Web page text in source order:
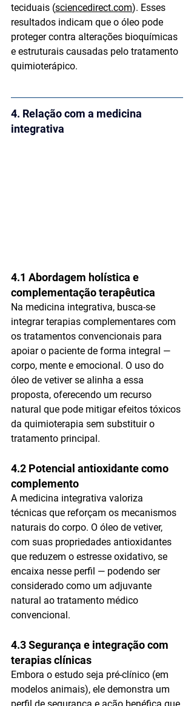
teciduais (sciencedirect.com). Esses
resultados indicam que o óleo pode
proteger contra alterações bioquímicas
e estruturais causadas pelo tratamento
quimioterápico.
4. Relação com a medicina
integrativa
4.1 Abordagem holística e
complementação terapêutica
Na medicina integrativa, busca-se
integrar terapias complementares com
os tratamentos convencionais para
apoiar o paciente de forma integral —
corpo, mente e emocional. O uso do
óleo de vetiver se alinha a essa
proposta, oferecendo um recurso
natural que pode mitigar efeitos tóxicos
da quimioterapia sem substituir o
tratamento principal.
4.2 Potencial antioxidante como
complemento
A medicina integrativa valoriza
técnicas que reforçam os mecanismos
naturais do corpo. O óleo de vetiver,
com suas propriedades antioxidantes
que reduzem o estresse oxidativo, se
encaixa nesse perfil — podendo ser
considerado como um adjuvante
natural ao tratamento médico
convencional.
4.3 Segurança e integração com
terapias clínicas
Embora o estudo seja pré-clínico (em
modelos animais), ele demonstra um